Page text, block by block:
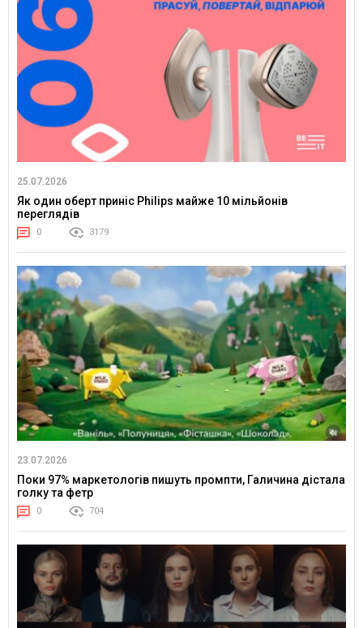
25.07.2026
Як один оберт приніс Philips майже 10 мільйонів
переглядів
0 3179
23.07.2026
Поки 97% маркетологів пишуть промпти, Галичина дістала
голку та фетр
0 704